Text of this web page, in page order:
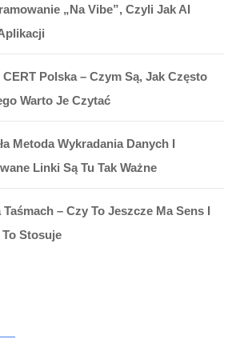
„na Vibe”, Czyli Jak AI
Polska – Czym Są, Jak Często
Warto Je Czytać
Metoda Wykradania Danych I
Linki Są Tu Tak Ważne
– Czy To Jeszcze Ma Sens I
Stosuje